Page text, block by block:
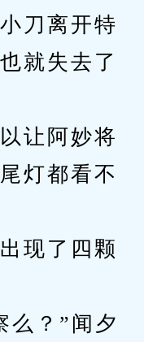
刀离开特
就失去了
让阿妙将
灯都看不
现了四颗
？”闻夕